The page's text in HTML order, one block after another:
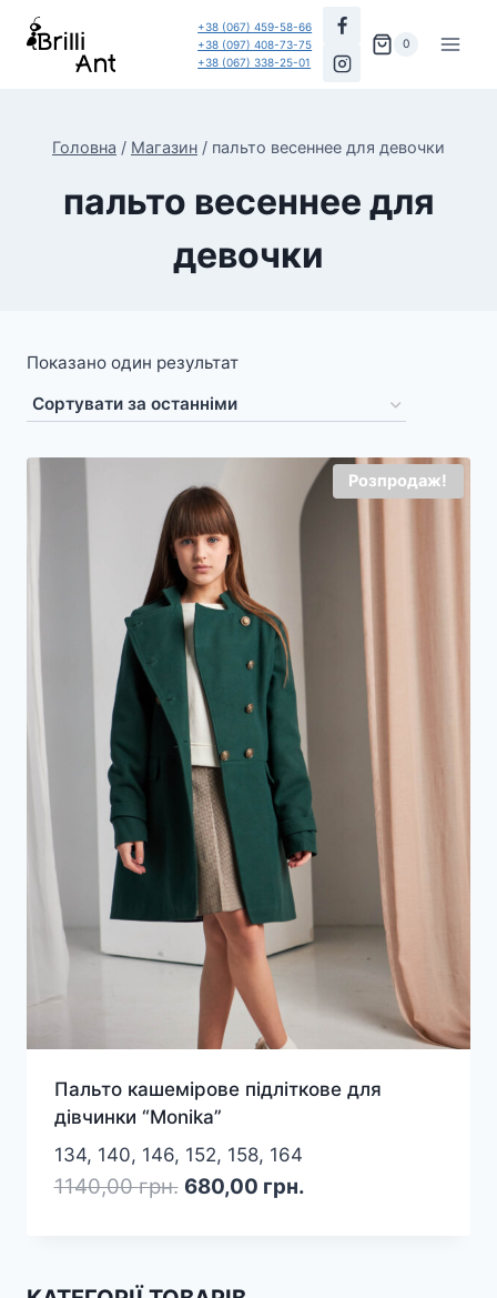
Перейти
+38 (067) 459-58-66
+38 (097) 408-73-75
+38 (067) 338-25-01
0
Головна / Магазин / пальто весеннее для девочки
пальто весеннее для
девочки
Показано один результат
Розпродаж!
Пальто кашемірове підліткове для
дівчинки “Monika”
134, 140, 146, 152, 158, 164
1140,00грн. Оригінальна
680,00 грн.Поточна